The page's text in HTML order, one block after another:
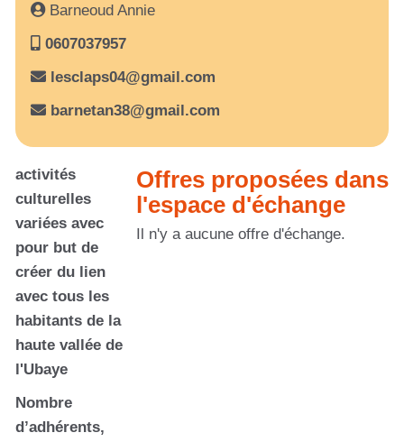
Barneoud Annie
0607037957
lesclaps04@gmail.com
barnetan38@gmail.com
activités
culturelles
variées avec
pour but de
créer du lien
avec tous les
habitants de la
haute vallée de
l'Ubaye
Nombre
d’adhérents,
Offres proposées dans
l'espace d'échange
Il n'y a aucune offre d'échange.